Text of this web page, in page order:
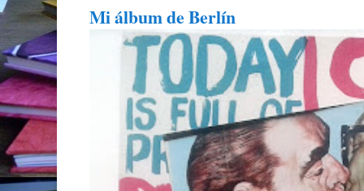
Mi álbum de Berlín